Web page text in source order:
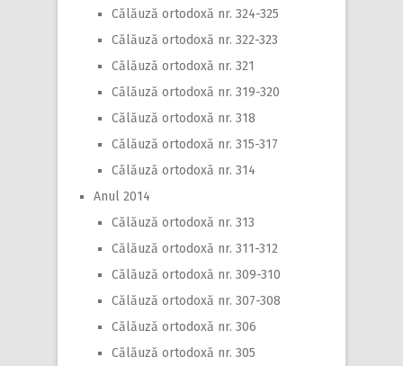
Călăuză ortodoxă nr. 324-325
Călăuză ortodoxă nr. 322-323
Călăuză ortodoxă nr. 321
Călăuză ortodoxă nr. 319-320
Călăuză ortodoxă nr. 318
Călăuză ortodoxă nr. 315-317
Călăuză ortodoxă nr. 314
Anul 2014
Călăuză ortodoxă nr. 313
Călăuză ortodoxă nr. 311-312
Călăuză ortodoxă nr. 309-310
Călăuză ortodoxă nr. 307-308
Călăuză ortodoxă nr. 306
Călăuză ortodoxă nr. 305